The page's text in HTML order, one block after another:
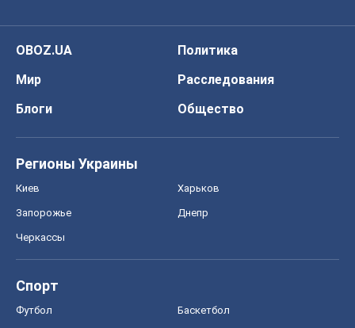
OBOZ.UA
Политика
Мир
Расследования
Блоги
Общество
Регионы Украины
Киев Харьков
Запорожье Днепр
Черкассы
Спорт
Футбол Баскетбол